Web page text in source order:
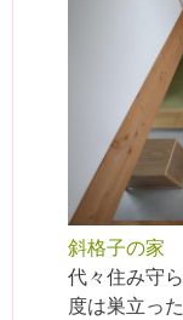
斜格子の家
代々住み守
度は巣立っ